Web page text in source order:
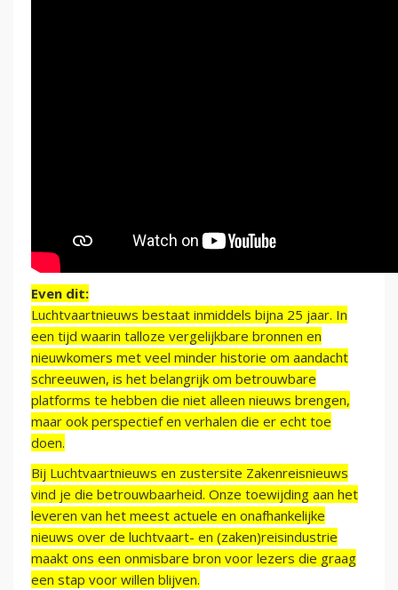
Even dit:
Luchtvaartnieuws bestaat inmiddels bijna 25 jaar. In
een tijd waarin talloze vergelijkbare bronnen en
nieuwkomers met veel minder historie om aandacht
schreeuwen, is het belangrijk om betrouwbare
platforms te hebben die niet alleen nieuws brengen,
maar ook perspectief en verhalen die er echt toe
doen.
Bij Luchtvaartnieuws en zustersite Zakenreisnieuws
vind je die betrouwbaarheid. Onze toewijding aan het
leveren van het meest actuele en onafhankelijke
nieuws over de luchtvaart- en (zaken)reisindustrie
maakt ons een onmisbare bron voor lezers die graag
een stap voor willen blijven.